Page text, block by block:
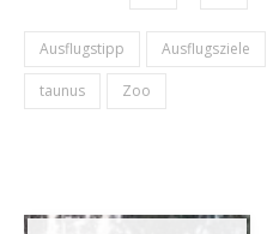
Ausflugstipp Ausflugsziele
taunus Zoo